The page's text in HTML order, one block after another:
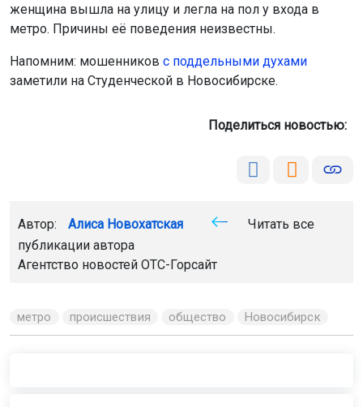
женщина вышла на улицу и легла на пол у входа в
метро. Причины её поведения неизвестны.
Напомним: мошенников с поддельными духами
заметили на Студенческой в Новосибирске.
Поделиться новостью:
Автор: Алиса Новохатская
Читать все
публикации автора
Агентство новостей ОТС-Горсайт
метро происшествия общество Новосибирск